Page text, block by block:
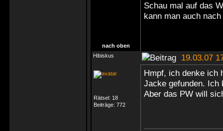
Schau mal auf das
kann man auch
nach oben
Hibiskus
19.03.07
Rätsel: 18
Beiträge: 772
Hmpf, ich denke ich
Jacke gefunden. Ich
Aber das PW will